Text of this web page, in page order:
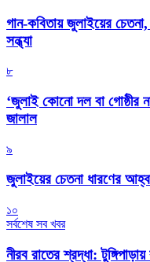
গান-কবিতায় জুলাইয়ের
সন্ধ্যা
৮
‘জুলাই কোনো দল বা
জালাল
৯
জুলাইয়ের চেতনা ধারণের
১০
সর্বশেষ সব খবর
নীরব রাতের শ্রদ্ধা: